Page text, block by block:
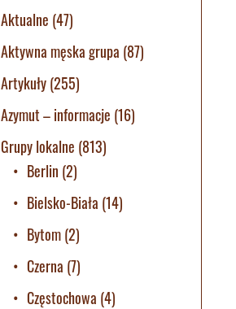
Aktualne (47)
Aktywna męska grupa (87)
Artykuły(255)
Azymut – informacje (16)
Grupy lokalne (813)
Berlin (2)
Bielsko-Biała (14)
Bytom(2)
Czerna (7)
Częstochowa (4)